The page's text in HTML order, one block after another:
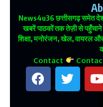
News4u36छत्तीसगढ़ समेत
खबरें पाठकों तक तेज़ी से पहुँचाने
शिक्षा, मनोरंजन, खेल, वायरल
Contact